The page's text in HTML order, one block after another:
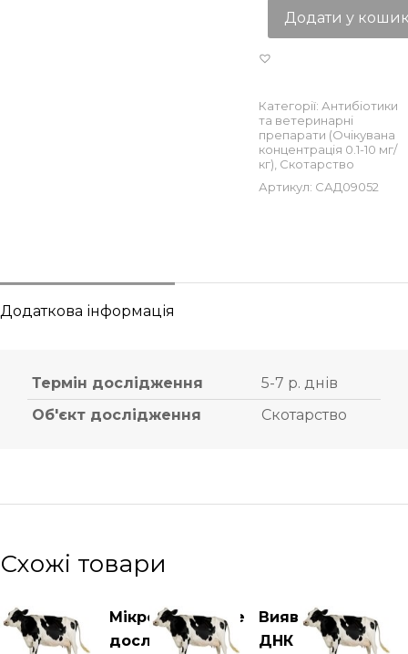
Додати у
Категорії: Антибіотики
та ветеринарні
препарати (Очікувана
концентрація 0.1-10 мг/
кг) Скотарство
Артикул: САД09052
Додаткова інформація
Термін дослідження
5-7 р. днів
Об'єкт дослідження
Скотарство
Схожі товари
Мікробіологічне
дослідження
Виявлення
ДНК